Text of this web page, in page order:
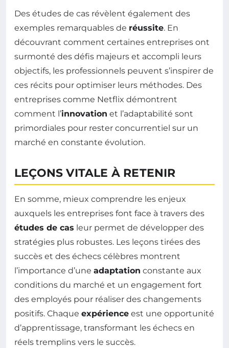
Des études de cas révèlent également des
exemples remarquables de réussite. En
découvrant comment certaines entreprises ont
surmonté des défis majeurs et accompli leurs
objectifs, les professionnels peuvent s’inspirer de
ces récits pour optimiser leurs méthodes. Des
entreprises comme Netflix démontrent
comment l’innovation et l’adaptabilité sont
primordiales pour rester concurrentiel sur un
marché en constante évolution.
LEÇONS VITALE À RETENIR
En somme, mieux comprendre les enjeux
auxquels les entreprises font face à travers des
études de cas leur permet de développer des
stratégies plus robustes. Les leçons tirées des
succès et des échecs célèbres montrent
l’importance d’une adaptation constante aux
conditions du marché et un engagement fort
des employés pour réaliser des changements
positifs. Chaque expérience est une opportunité
d’apprentissage, transformant les échecs en
réels tremplins vers le succès.